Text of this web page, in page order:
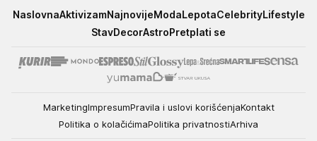
Elle
NaslovnaAktivizamNajnovijeModaLepotaCelebrityLifestyle
StavDecorAstroPretplati se
MarketingImpresumPravila i uslovi korišćenjaKontakt
Politika o kolačićimaPolitika privatnostiArhiva